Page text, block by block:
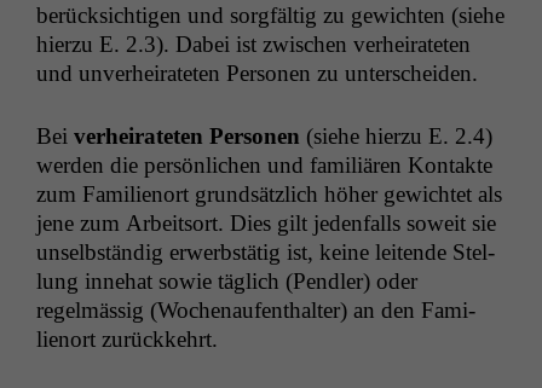
berück­sichti­gen und sorgfältig zu gewicht­en (siehe
hierzu E. 2.3). Dabei ist zwis­chen ver­heirateten
und unver­heirateten Per­so­n­en zu unterscheiden.
Bei ver­heirateten Per­so­n­en (siehe hierzu E. 2.4)
wer­den die per­sön­lichen und famil­iären Kon­tak­te
zum Fam­i­lienort grund­sät­zlich höher gewichtet als
jene zum Arbeit­sort. Dies gilt jeden­falls soweit sie
unselb­ständig erwerb­stätig ist, keine lei­t­ende Stel­
lung innehat sowie täglich (Pendler) oder
regelmäs­sig (Wochenaufen­thal­ter) an den Fam­i­
lienort zurückkehrt.